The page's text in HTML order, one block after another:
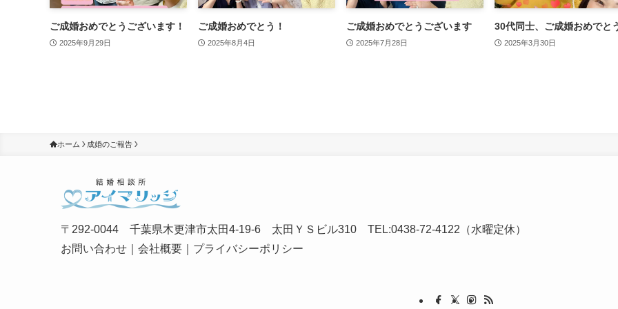
ご成婚おめでとうございます！
2025年9月29日
ご成婚おめでとう！
2025年8月4日
ご成婚おめでとうございます
2025年7月28日
30代同士、ご成婚おめでと
2025年3月30日
ホーム 成婚のご報告
〒292-0044 千葉県木更津市太田4-19-6 太田ＹＳビル310 TEL:0438-72-4122（水曜定休）
お問い合わせ
会社概要 プライバシーポリシー